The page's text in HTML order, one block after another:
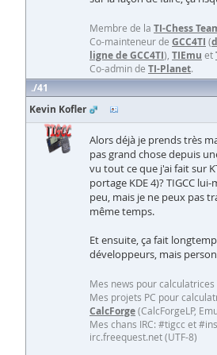
Membre de la TI-Chess
Co-mainteneur de GCC4TI (
ligne de GCC4TI), TIEmu et
Co-admin de TI-Planet.
41
Kevin Kofler
Alors déjà je prends très
pas grand chose depuis
vu tout ce que j'ai fait sur
portage KDE 4)? TIGCC
peu, mais je ne peux pas
même temps.
Et ensuite, ça fait
développeurs, mais
Mes news pour calculatrices
Mes projets PC pour
CalcForge(CalcForgeLP,
Mes chans IRC: #tigcc et
irc.freequest.net (UTF-8)